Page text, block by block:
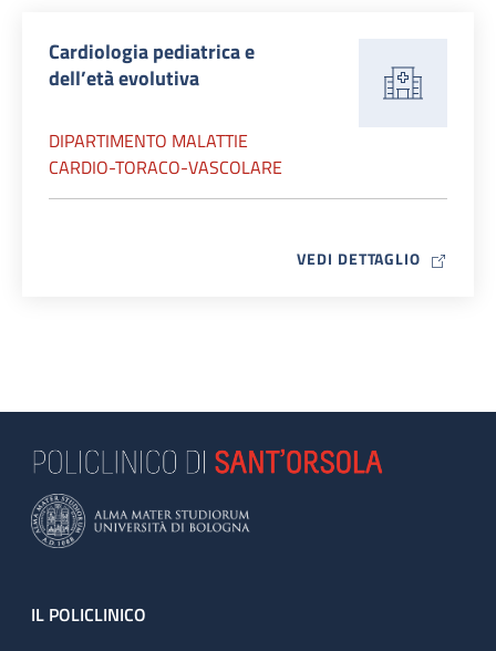
Cardiologia pediatrica e
dell’età evolutiva
DIPARTIMENTO MALATTIE
CARDIO-TORACO-VASCOLARE
VEDI DETTAGLIO MAP ICON
Footer
IL POLICLINICO